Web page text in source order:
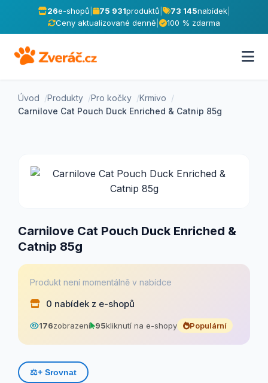
26e-shopů 75 931produktů 73 145nabídek|
Ceny aktualizované denně
100 % zdarma
Úvod Produkty Pro kočky
Krmivo
Carnilove Cat Pouch Duck Enriched & Catnip 85g
Carnilove Cat Pouch Duck Enriched &
Catnip 85g
Produkt není momentálně v nabídce
0 nabídek z e-shopů
176zobrazení 95kliknutí na e-shopy Populární
⚖️+ Srovnat